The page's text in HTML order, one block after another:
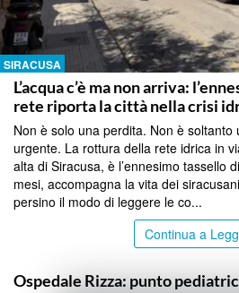
SIRACUSA
L’acqua c’è ma non arriva:
rete riporta la città nella crisi
Non è solo una perdita. Non è soltanto
urgente. La rottura della rete idrica in
alta di Siracusa, è l’ennesimo tassello
mesi, accompagna la vita dei
persino il modo di leggere le co...
Continua a
Ospedale Rizza: punto